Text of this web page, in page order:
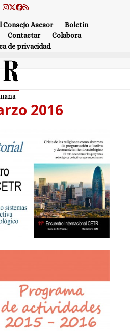
Instagram
Twitter
Facebook
RSS
Consejo Asesor
Boletín
Contactar
Colabora
de privacidad
2016